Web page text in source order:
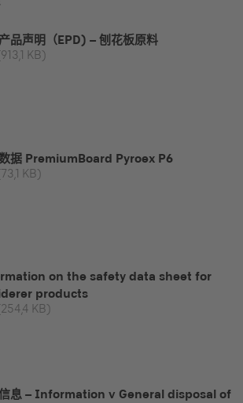
品声明（EPD) – 刨花板原料
KB)
据 PremiumBoard Pyroex P6
KB)
on the safety data sheet for
products
KB)
息 – Information v General disposal of